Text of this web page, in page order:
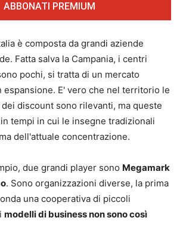
ABBONATI PREMIUM
è composta da grandi aziende
Fatta salva la Campania, i centri
pochi, si tratta di un mercato
espansione. E' vero che nel territorio le
discount sono rilevanti, ma queste
tempi in cui le insegne tradizionali
dell'attuale concentrazione.
due grandi player sono Megamark
. Sono organizzazioni diverse, la prima
una cooperativa di piccoli
modelli di business non sono così